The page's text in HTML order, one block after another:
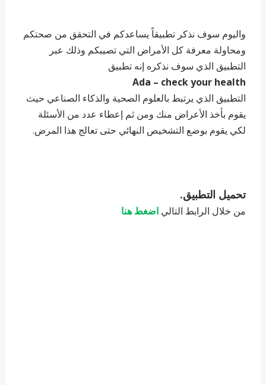
واليوم سوف نذكر تطبيقاً يساعدكم في التحقق من صحتكم
ومحاولة معرفة كل الأمراض التي تصيبكم وذلك عبر
التطبيق الذي سوف نذكره إنه تطبيق
Ada – check your health
التطبيق الذي يرتبط بالعلوم الصحية والذكاء الصناعي حيث
يقوم بأخذ الأعراض منك ومن ثم إعطاء عدد من الأسئلة
لكي يقوم بوضع التشخيص النهائي حتى تعالج هذا المرض.
تحميل التطبيق.
من خلال الرابط التالي اضغط هنا